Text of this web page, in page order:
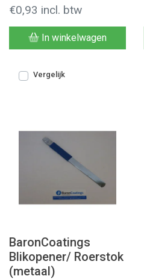
€0,93 incl. btw
In winkelwagen
Vergelijk
BaronCoatings
Blikopener/ Roerstok
(metaal)